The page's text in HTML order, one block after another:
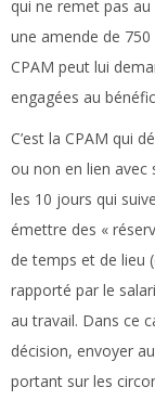
qui ne remet pas au
une amende de
CPAM peut lui
engagées au
C’est la CPAM qui
ou non en lien avec
les 10 jours qui
émettre des «
de temps et de lieu
rapporté par le
au travail. Dans ce
décision, envoyer
portant sur les